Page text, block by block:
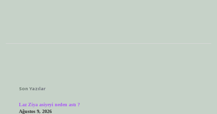
Son Yazılar
Laz Ziya asiyeyi neden astı ?
Ağustos 9, 2026